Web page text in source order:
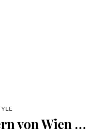
von Wien …